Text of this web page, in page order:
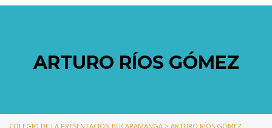
ARTURO RÍOS GÓMEZ
COLEGIO DE LA PRESENTACIÓN BUCARAMANGA > ARTURO RÍOS GÓMEZ